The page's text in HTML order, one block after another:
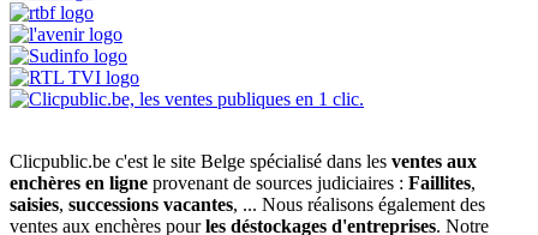
Clicpublic.be c'est le site Belge spécialisé dans les ventes aux
enchères en ligne provenant de sources judiciaires : Faillites,
saisies, successions vacantes, ... Nous réalisons également des
ventes aux enchères pourles déstockages d'entreprises. Notre